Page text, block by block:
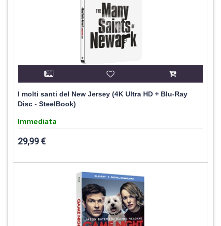
I molti santi del New Jersey (4K Ultra HD + Blu-Ray
Disc - SteelBook)
Immediata
29,99 €